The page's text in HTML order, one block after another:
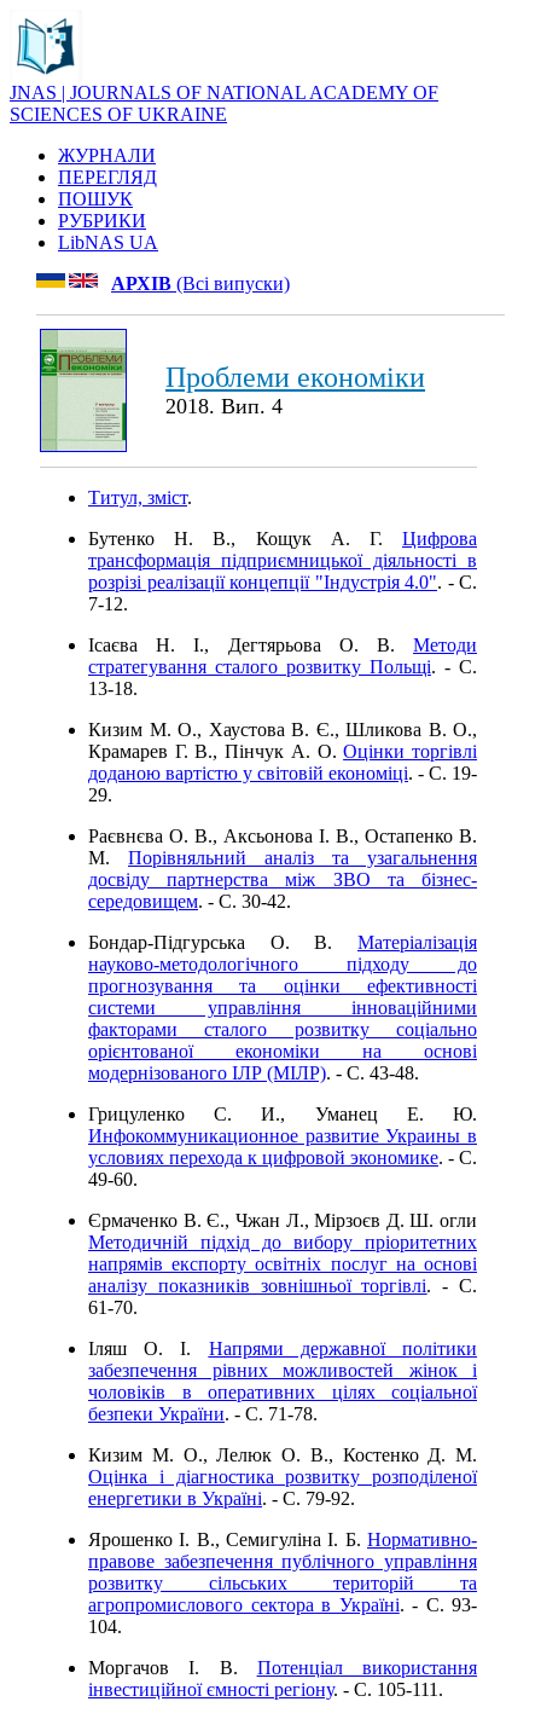
JNAS | JOURNALS OF NATIONAL ACADEMY OF
SCIENCES OF UKRAINE
ЖУРНАЛИ
ПЕРЕГЛЯД
ПОШУК
РУБРИКИ
LibNAS UA
АРХІВ (Всі випуски)
Проблеми економіки
2018. Вип. 4
Титул, зміст.
Бутенко Н. В., Кощук А. Г. Цифрова
трансформація підприємницької діяльності в
розрізі реалізації концепції "Індустрія 4.0". - C.
7-12.
Ісаєва Н. І., Дегтярьова О. В. Методи
стратегування сталого розвитку Польщі. - C.
13-18.
Кизим М. О., Хаустова В. Є., Шликова В. О.,
Крамарев Г. В., Пінчук А. О.Оцінки торгівлі
доданою вартістю у світовій економіці. - C. 19-
29.
Раєвнєва О. В., Аксьонова І. В., Остапенко В.
М. Порівняльний аналіз та узагальнення
досвіду партнерства між ЗВО та бізнес-
середовищем. - C. 30-42.
Бондар-Підгурська О. В. Матеріалізація
науково-методологічного підходу до
прогнозування та оцінки ефективності
системи управління інноваційними
факторами сталого розвитку соціально
орієнтованої економіки на основі
модернізованого ІЛР (МІЛР). - C. 43-48.
Грицуленко С. И., Уманец Е. Ю.
Инфокоммуникационное развитие Украины в
условиях перехода к цифровой экономике. - C.
49-60.
Єрмаченко В. Є., Чжан Л., Мірзоєв Д. Ш. огли
Методичній підхід до вибору пріоритетних
напрямів експорту освітніх послуг на основі
аналізу показників зовнішньої торгівлі. - C.
61-70.
Іляш О. І. Напрями державної політики
забезпечення рівних можливостей жінок і
чоловіків в оперативних цілях соціальної
безпеки України. - C. 71-78.
Кизим М. О., Лелюк О. В., Костенко Д. М.
Оцінка і діагностика розвитку розподіленої
енергетики в Україні. - C. 79-92.
Ярошенко І. В., Семигуліна І. Б. Нормативно-
правове забезпечення публічного управління
розвитку сільських територій та
агропромислового сектора в Україні. - C. 93-
104.
Моргачов І. В. Потенціал використання
інвестиційної ємності регіону. - C. 105-111.